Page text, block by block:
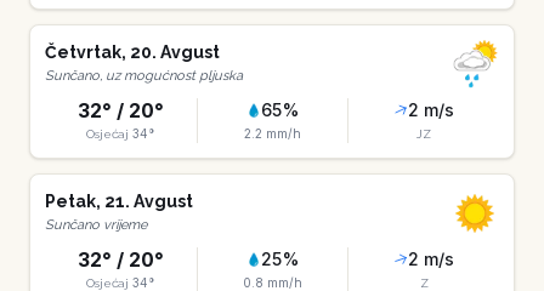
Četvrtak, 20. Avgust
Sunčano, uz mogućnost pljuska
32° / 20°
Osjećaj 34°
65%
2.2 mm/h
2 m/s
JZ
Petak, 21. Avgust
Sunčano vrijeme
32° / 20°
Osjećaj 34°
25%
0.8 mm/h
2 m/s
Z